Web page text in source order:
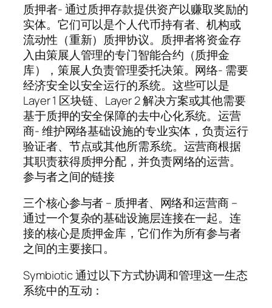
质押者- 通过质押存款提供资产以赚取奖励的
实体。它们可以是个人代币持有者、机构或
流动性（重新）质押协议。质押者将资金存
入由策展人管理的专门智能合约（质押金
库），策展人负责管理委托决策。网络- 需要
经济安全以安全运行的系统。这些可以是
Layer 1 区块链、Layer 2 解决方案或其他需要
基于质押的安全保障的去中心化系统。运营
商- 维护网络基础设施的专业实体，负责运行
验证者、节点或其他所需系统。运营商根据
其职责获得质押分配，并负责网络的运营。
参与者之间的链接
三个核心参与者 – 质押者、网络和运营商 –
通过一个复杂的基础设施层连接在一起。连
接的核心是质押金库，它们作为所有参与者
之间的主要接口。
Symbiotic 通过以下方式协调和管理这一生态
系统中的互动：